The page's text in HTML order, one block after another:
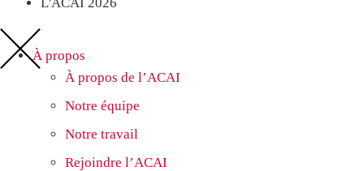
À propos
À propos de l’ACAI
Notre équipe
Notre travail
Rejoindre l’ACAI